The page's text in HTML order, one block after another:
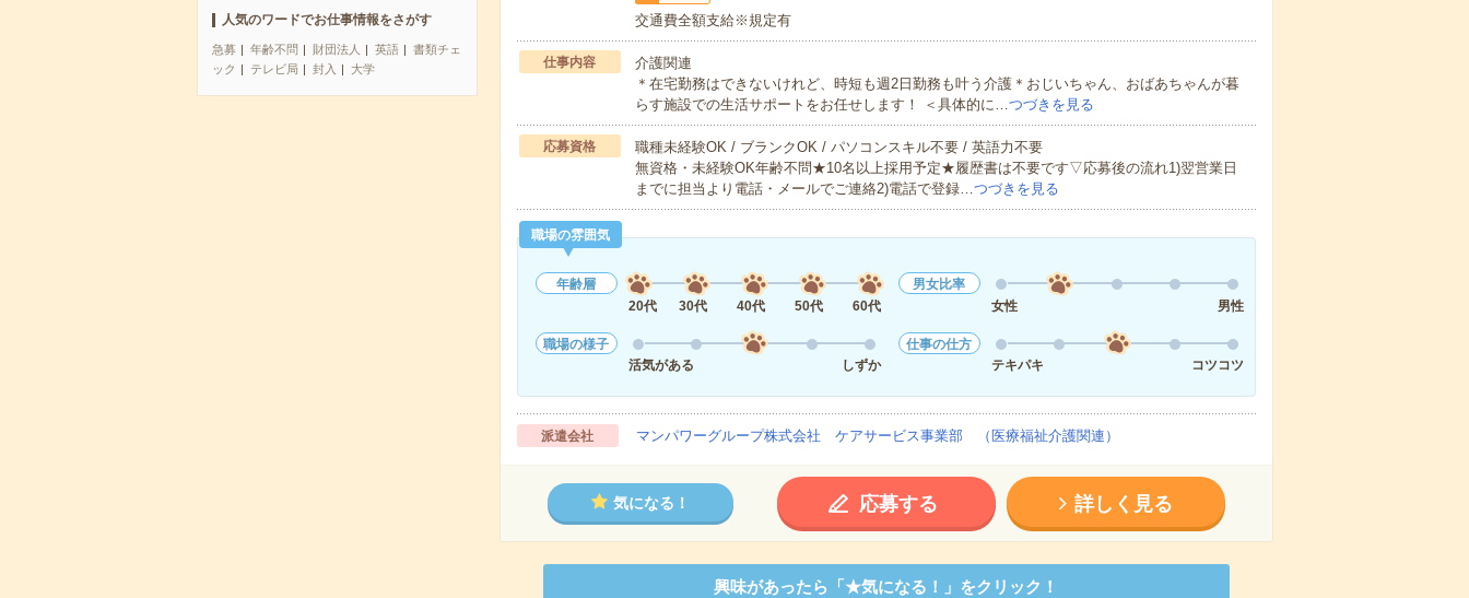
人気のワードでお仕事情報をさがす
急募 年齢不問 財団法人 英語
書類チェ
ック
テレビ局 封入 大学
交通費全額支給※規定有
仕事内容
介護関連
＊在宅勤務はできないけれど、時短も週2日勤務も叶う介護＊おじいちゃん、おばあちゃんが暮
らす施設での生活サポートをお任せします！ ＜具体的に…つづきを見る
応募資格
職種未経験OK / ブランクOK / パソコンスキル不要 / 英語力不要
無資格・未経験OK年齢不問★10名以上採用予定★履歴書は不要です▽応募後の流れ1)翌営業日
までに担当より電話・メールでご連絡2)電話で登録…つづきを見る
職場の雰囲気
年齢層
20代
30代 40代 50代 60代
男女比率
女性
男性
職場の様子
活気がある
しずか
仕事の仕方
テキパキ
コツコツ
派遣会社 マンパワーグループ株式会社 ケアサービス事業部 （医療福祉介護関連）
気になる！ 応募する 詳しく見る
興味があったら「★気になる！」をクリック！